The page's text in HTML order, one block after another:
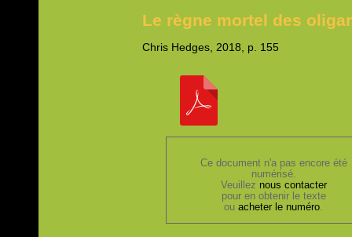
Le règne mortel des
Chris Hedges, 2018, p. 155
Ce document n'a pas encore été
numérisé.
Veuillez nous contacter
pour en obtenir le texte
ouacheter le numéro.